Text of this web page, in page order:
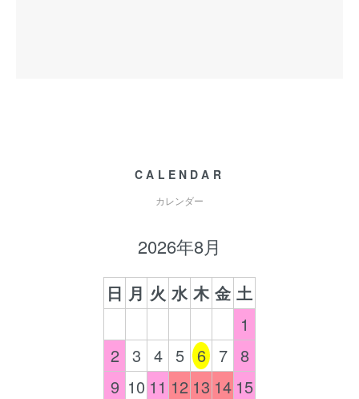
CALENDAR
カレンダー
2026年8月
日 月 火 水 木 金 土
1
2 3 4 5 6 7 8
9 10 11 12 13 14 15